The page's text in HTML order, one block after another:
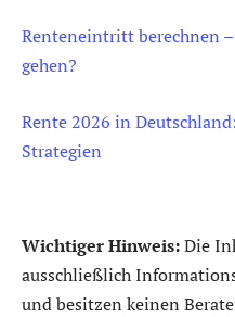
Renteneintritt berechnen
gehen?
Rente 2026 in
Strategien
Wichtiger Hinweis:Die
ausschließlich
und besitzen keinen